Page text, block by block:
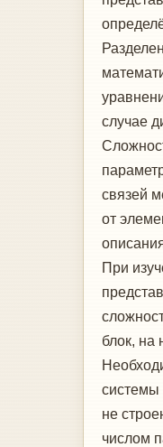
случае
связей
от
При
блок, на
системы
не
числом